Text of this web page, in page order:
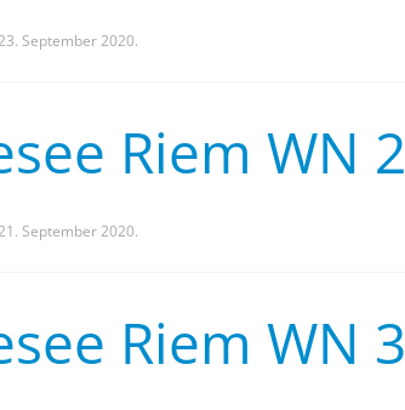
September 2020.
Riem WN 2
September 2020.
Riem WN 3